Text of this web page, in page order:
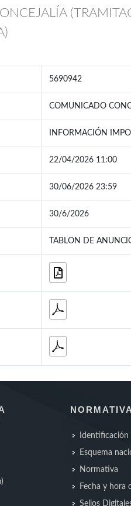
5690942
COMUNICADO
INFORMACIÓN
22/04/2026 11:00
30/06/2026 23:59
30/6/2026
TABLON DE
NORMATIVA
Identificación
Esquema
Normativa
Fecha y hora
Sellos